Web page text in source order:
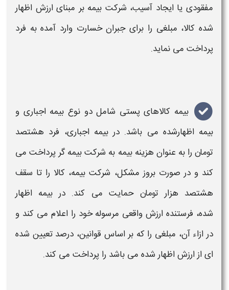
مفقودی یا ایجاد آسیب، شرکت بیمهبر مبنای ارزش اظهار
شده کالا، مبلغی را برای جبران خسارت وارد آمده به فرد
پرداخت می نماید.
بیمه کالاهای پستی شامل دو نوع بیمهاجباری و
بیمهاظهارشده می باشد. دربیمه اجباری، فرد هشتصد
تومان را به عنوان هزینهبیمه به شرکتبیمه گر پرداخت می
کند و در صورت بروز مشکل، شرکت بیمه، کالا را تا سقف
هشتصد هزار تومان حمایت می کند. در بیمه اظهار
شده، فرستنده ارزش واقعی مرسوله خود را اعلام می کند و
در ازاء آن، مبلغی را که بر اساس قوانین، درصد تعیین شده
ای از ارزش اظهار شده می باشد را پرداخت می کند.